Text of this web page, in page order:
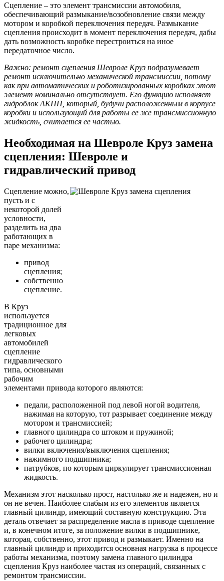
Сцепление – это элемент трансмиссии автомобиля,
обеспечивающий размыкание/возобновление связи между
мотором и коробкой переключения передач. Размыкание
сцепления происходит в момент переключения передач, дабы
дать возможность коробке перестроиться на иное
передаточное число.
Важно: ремонт сцепления Шевроле Круз подразумевает
ремонт исключительно механической трансмиссии, потому
как при автоматических и роботизированных коробках этот
элемент номинально отсутствует. Его функцию исполняет
гидроблок АКПП, который, будучи расположенным в корпусе
коробки и использующий для работы ее же трансмиссионную
жидкость, считается ее частью.
Необходимая на Шевроле Круз замена
сцепления: Шевроле и
гидравлический привод
Сцепление можно,
пусть и с
некоторой долей
условности,
разделить на два
работающих в
паре механизма:
привод
сцепления;
собственно
сцепление.
В Круз
используется
традиционное для
легковых
автомобилей
сцепление
гидравлического
типа, основными
рабочим
элементами привода которого являются:
педали, расположенной под левой ногой водителя,
нажимая на которую, тот разрывает соединение между
мотором и трансмиссией;
главного цилиндра со штоком и пружиной;
рабочего цилиндра;
вилки включения/выключения сцепления;
нажимного подшипника;
патрубков, по которым циркулирует трансмиссионная
жидкость.
Механизм этот насколько прост, настолько же и надежен, но и
он не вечен. Наиболее слабым из его элементов является
главный цилиндр, имеющий составную конструкцию. Эта
деталь отвечает за распределение масла в приводе сцепление
и, в конечном итоге, за положение вилки в подшипнике,
которая, собственно, этот привод и размыкает. Именно на
главный цилиндр и приходится основная нагрузка в процессе
работы механизма, поэтому замена главного цилиндра
сцепления Круз наиболее частая из операций, связанных с
ремонтом трансмиссии.